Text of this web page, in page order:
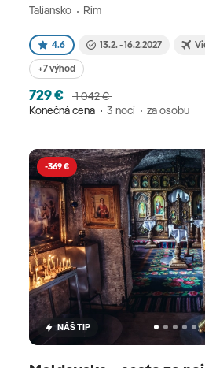
Taliansko Rím
4.6 13.2. - 16.2.2027
+7 výhod
729 €
1 042 €
Konečná cena
3 nocí za osobu
-369 €
NÁŠ TIP